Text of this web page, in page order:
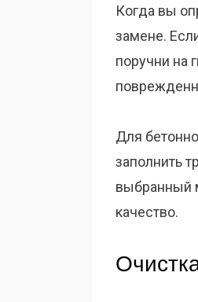
Когда вы
замене.
поручни на
Для
заполнить
выбранный
качество.